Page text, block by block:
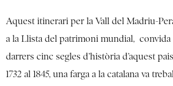
Aquest itinerari per la Vall del Madriu-
a la Llista del patrimoni mundial, convida
darrers cinc segles d’història d’aquest
1732 al 1845, una farga a la catalana va